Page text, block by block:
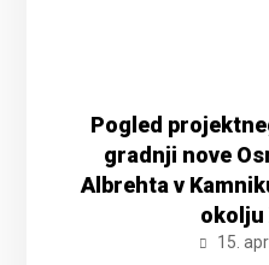
Pogled
gradnji nove
Albrehta v
okolju
15.